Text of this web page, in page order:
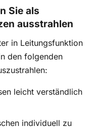
Sie als
ausstrahlen
in Leitungsfunktion
den folgenden
leicht verständlich
individuell zu